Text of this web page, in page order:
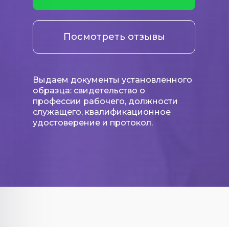
Посмотреть отзывы
Выдаем документы установленного
образца: свидетельство о
профессии рабочего, должности
служащего, квалификационное
удостоверение и протокол.